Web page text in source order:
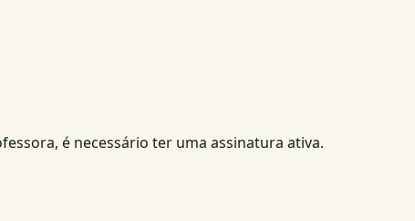
é necessário ter uma assinatura ativa.